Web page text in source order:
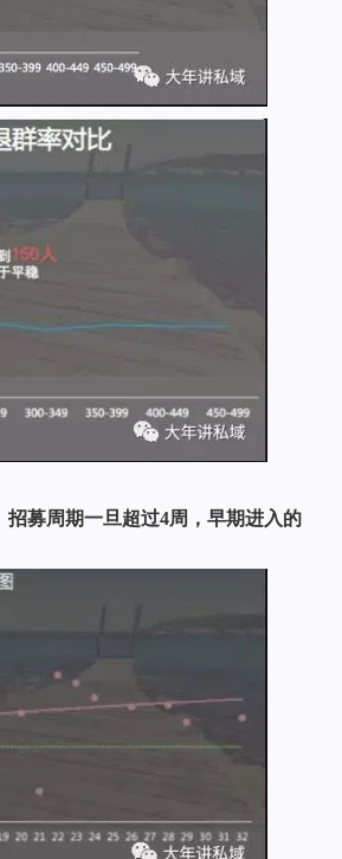
招募周期一旦超过4周，早期进入的